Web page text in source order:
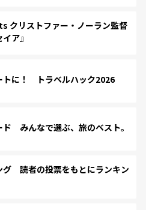
クリストファー・ノーラン監督
ア』
トに！ トラベルハック2026
みんなで選ぶ、旅のベスト。
グ 読者の投票をもとにランキン